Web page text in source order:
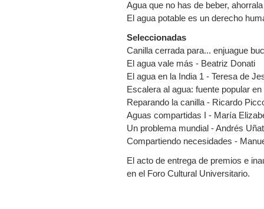
Agua que no has de beber,
El agua potable es un derecho
Seleccionadas
Canilla cerrada para... enjuague
El agua vale más - Beatriz Donati
El agua en la India 1 - Teresa de
Escalera al agua: fuente popular
Reparando la canilla - Ricardo
Aguas compartidas I - María
Un problema mundial - Andrés
Compartiendo necesidades -
El acto de entrega de premios e
en el Foro Cultural Universitario.